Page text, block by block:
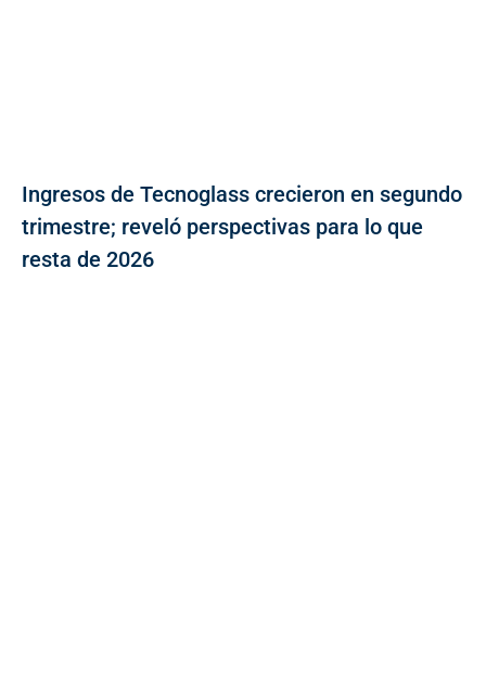
Ingresos de Tecnoglass crecieron en segundo
trimestre; reveló perspectivas para lo que
resta de 2026